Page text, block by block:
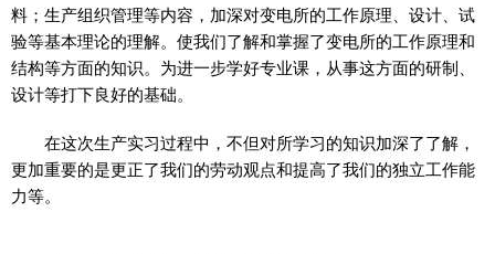
料；生产组织管理等内容，加深对变电所的工作原理、设计、试
验等基本理论的理解。使我们了解和掌握了变电所的工作原理和
结构等方面的知识。为进一步学好专业课，从事这方面的研制、
设计等打下良好的基础。
在这次生产实习过程中，不但对所学习的知识加深了了解，
更加重要的是更正了我们的劳动观点和提高了我们的独立工作能
力等。